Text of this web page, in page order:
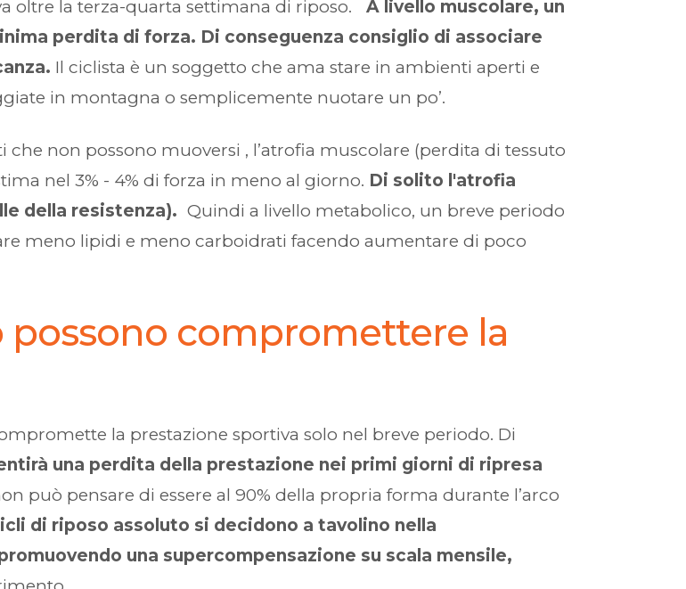
oltre la terza-quarta settimana di riposo.A livello muscolare, un
perdita di forza. Di conseguenza consiglio di associare
Il ciclista è un soggetto che ama stare in ambienti aperti e
in montagna o semplicemente nuotare un po’.
non possono muoversi , l’atrofia muscolare (perdita di tessuto
nel 3% - 4% di forza in meno al giorno. Di solito l'atrofia
della resistenza).Quindi a livello metabolico, un breve periodo
meno lipidi e meno carboidrati facendo aumentare di poco
compromettere la
la prestazione sportiva solo nel breve periodo. Di
una perdita della prestazione nei primi giorni di ripresa
può pensare di essere al 90% della propria forma durante l’arco
di riposo assoluto si decidono a tavolino nella
una supercompensazione su scala mensile,